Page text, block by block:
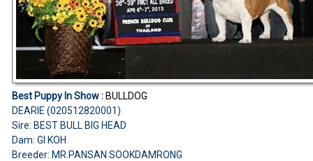
Best Puppy In Show :BULLDOG
DEARIE (020512820001)
Sire: BEST BULL BIG HEAD
Dam: GI KOH
Breeder: MR.PANSAN SOOKDAMRONG